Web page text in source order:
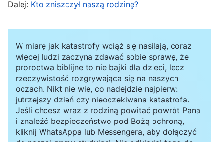
dzieła w kraju wielkiego, czerwonego smoka
swojego dzieła, ujawniając swoją mądrość i
cudowne uczynki oraz wykorzystując tę okazję,
aby uczynić tę grupę ludzi pełnymi”(Czy dzieło
Boga jest tak proste, jak to wydaje się człowiekowi?
w: Słowo, t. 1, Pojawienie się Boga i Jego dzieło) .
Pamiętam, że omówiła te słowa tak: „Partia
Dalej: Kto zniszczył naszą rodzinę?
W miarę jak katastrofy wciąż się nasilają, coraz
więcej ludzi zaczyna zdawać sobie sprawę, że
proroctwa biblijne to nie bajki dla dzieci, lecz
rzeczywistość rozgrywająca się na naszych
oczach. Nikt nie wie, co nadejdzie najpierw:
jutrzejszy dzień czy nieoczekiwana katastrofa.
Jeśli chcesz wraz z rodziną powitać powrót Pana
i znaleźć bezpieczeństwo pod Bożą ochroną,
kliknij WhatsAppa lub Messengera, aby dołączyć